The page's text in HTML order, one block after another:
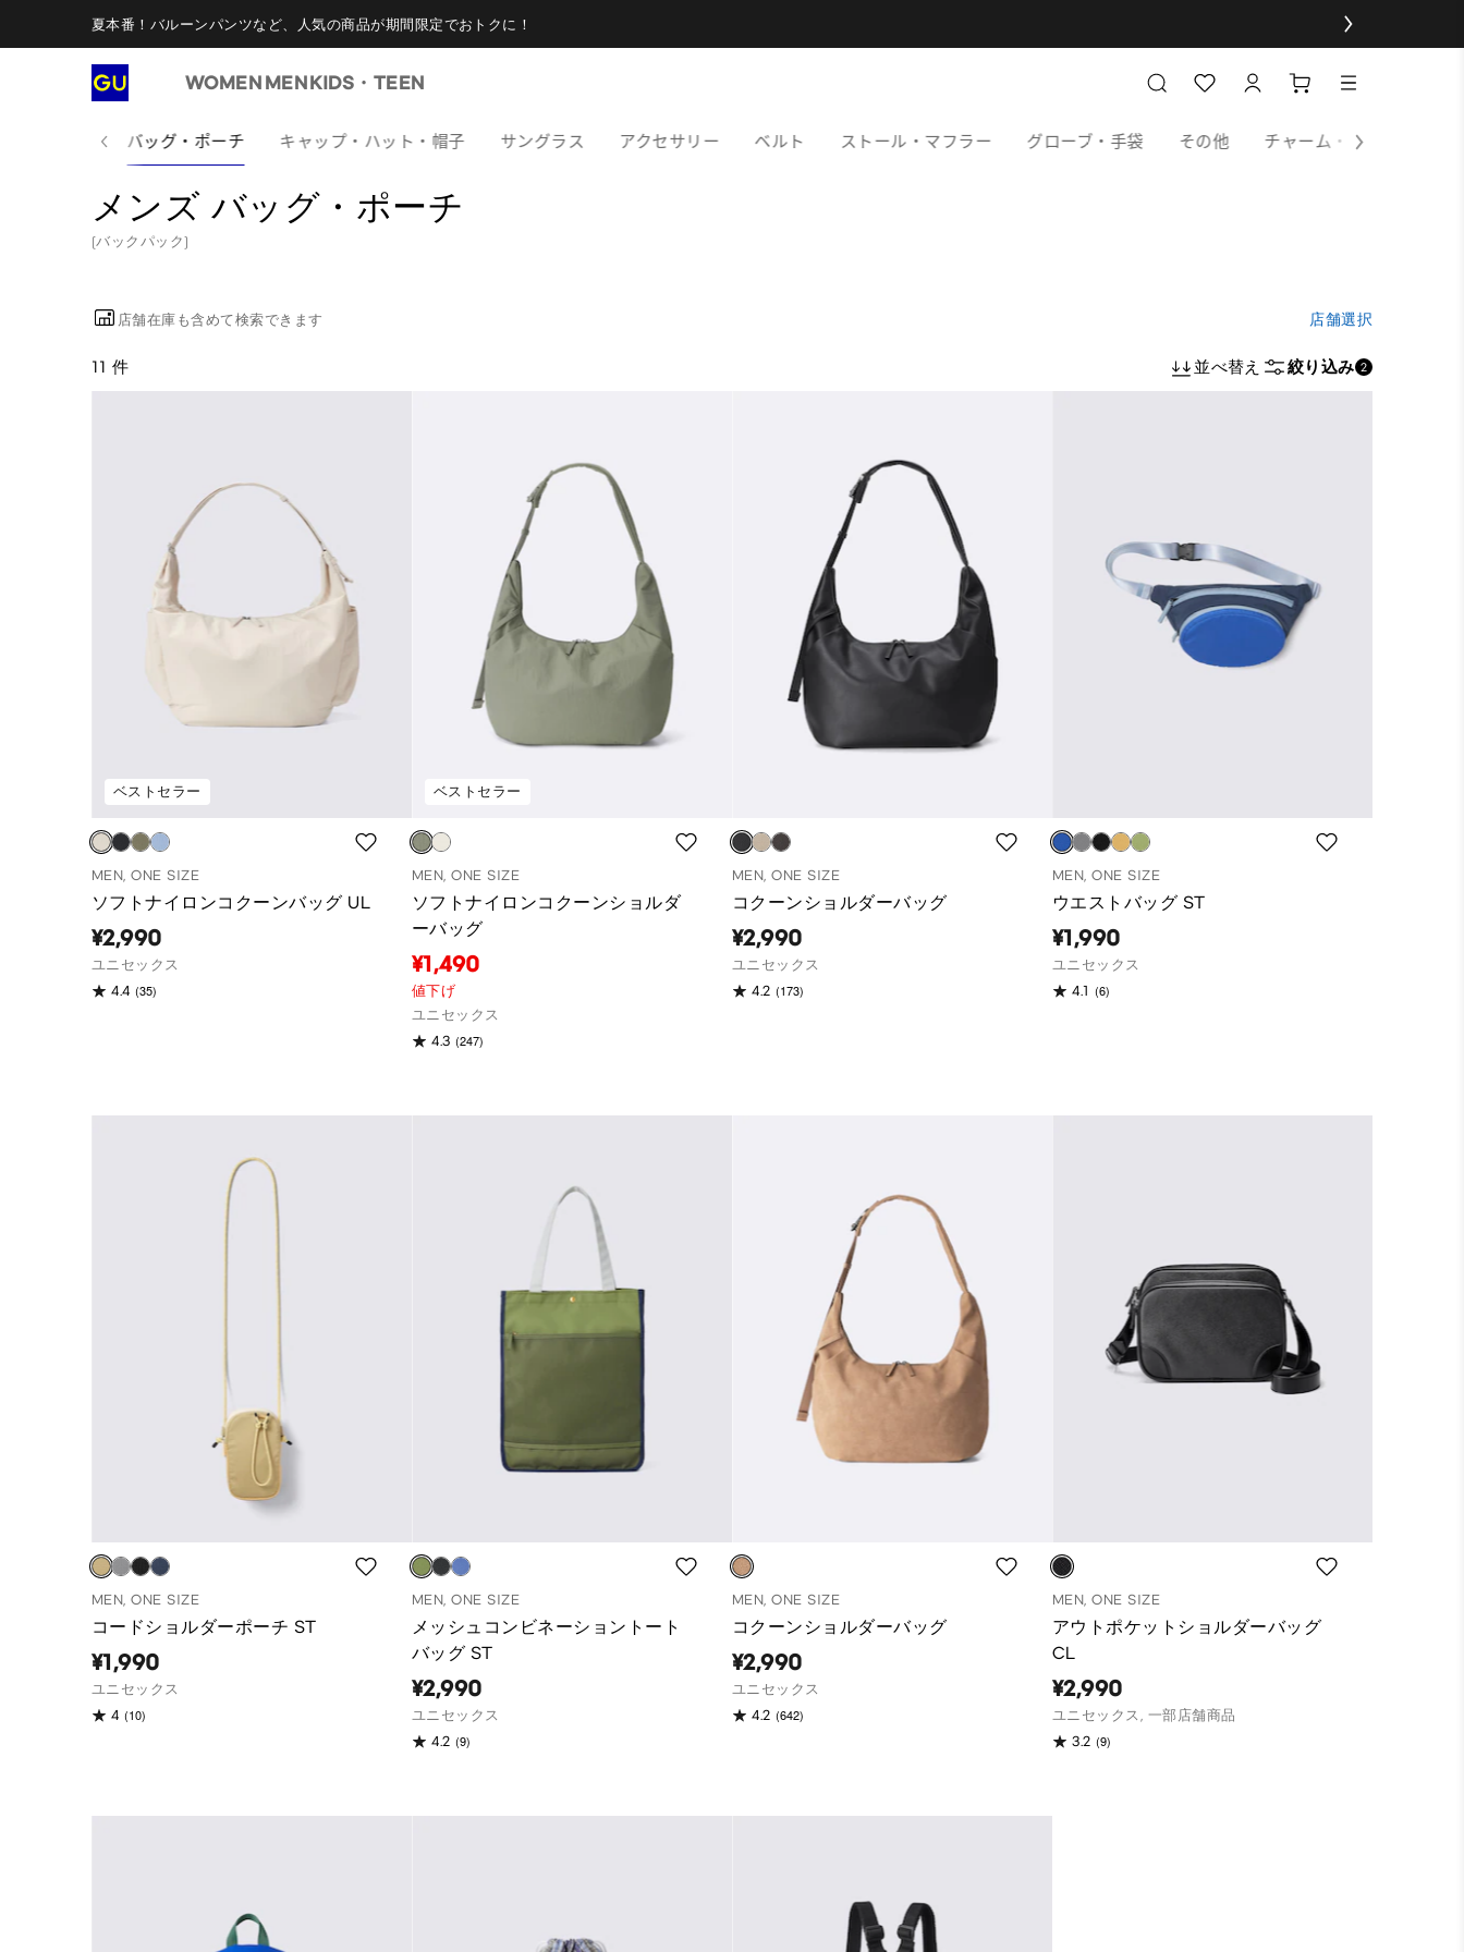
夏本番！バルーンパンツなど、人気の商品が期間限定でおトクに！
WOMEN MENKIDS・TEEN
バッグ・ポーチ キャップ・ハット・帽子 サングラス アクセサリー ベルト ストール・マフラー グローブ・手袋 その他 チャーム・キーホルダー
メンズ バッグ・ポーチ
(バックパック)
店舗在庫も含めて検索できます 店舗選択
11 件 並べ替え 絞り込み 2
ベストセラー
MEN, ONE SIZE
ソフトナイロンコクーンバッグ UL
¥2,990
ユニセックス
4.4 (35)
ベストセラー
MEN, ONE SIZE
ソフトナイロンコクーンショルダ
ーバッグ
¥1,490
値下げ
ユニセックス
4.3 (247)
MEN, ONE SIZE
コクーンショルダーバッグ
¥2,990
ユニセックス
4.2 (173)
MEN, ONE SIZE
ウエストバッグ ST
¥1,990
ユニセックス
4.1 (6)
MEN, ONE SIZE
コードショルダーポーチ ST
¥1,990
ユニセックス
4 (10)
MEN, ONE SIZE
メッシュコンビネーショントート
バッグ ST
¥2,990
ユニセックス
4.2 (9)
MEN, ONE SIZE
コクーンショルダーバッグ
¥2,990
ユニセックス
4.2 (642)
MEN, ONE SIZE
アウトポケットショルダーバッグ
CL
¥2,990
ユニセックス, 一部店舗商品
3.2 (9)